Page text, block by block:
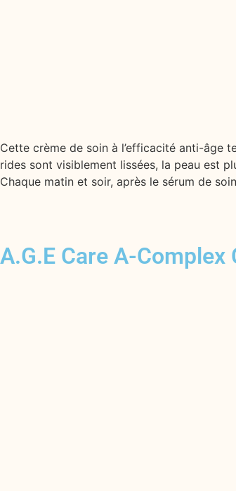
Cette crème de soin à l’efficacité anti-âge
rides sont visiblement lissées, la peau est
Chaque matin et soir, après le sérum de
A.G.E Care A-Complex